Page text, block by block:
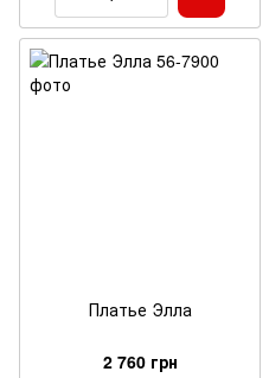
Платье Элла
2 760 грн